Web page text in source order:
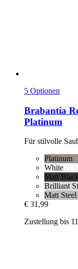
5 Optionen
Brabantia
Platinum
Für stilvolle
Platinum
White
Matt
Brilliant
Matt Steel
€ 31,99
Zustellung bis